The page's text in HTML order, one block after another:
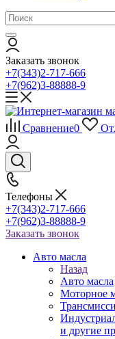
Заказать звонок
+7(343)2-717-666
+7(962)3-88888-9
Сравнение0
Телефоны
+7(343)2-717-666
+7(962)3-88888-9
Заказать звонок
Авто масла
Назад
Авто масла
Моторное
и другие